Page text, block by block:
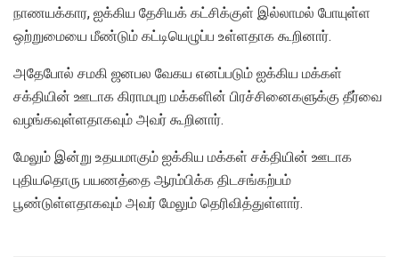
நாணயக்கார, ஐக்கிய தேசியக் கட்சிக்குள் இல்லாமல் போயுள்ள
ஒற்றுமையை மீண்டும் கட்டியெழுப்ப உள்ளதாக கூறினார்.
அதேபோல் சமகி ஜனபல வேகய எனப்படும் ஐக்கிய மக்கள்
சக்தியின் ஊடாக கிராமபுற மக்களின் பிரச்சினைகளுக்கு தீர்வை
வழங்கவுள்ளதாகவும் அவர் கூறினார்.
மேலும் இன்று உதயமாகும் ஐக்கிய மக்கள் சக்தியின் ஊடாக
புதியதொரு பயணத்தை ஆரம்பிக்க திடசங்கற்பம்
பூண்டுள்ளதாகவும் அவர் மேலும் தெரிவித்துள்ளார்.